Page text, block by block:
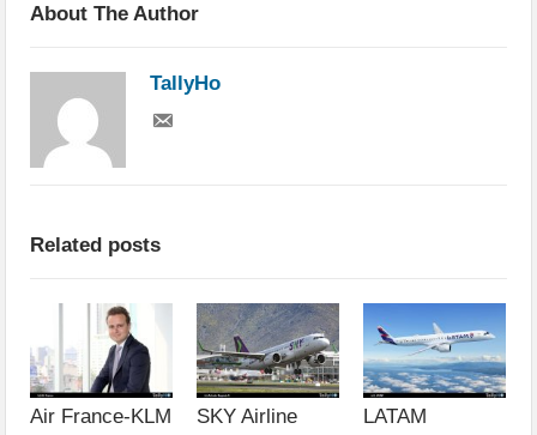
About The Author
TallyHo
Related posts
Air France-KLM
SKY Airline
LATAM